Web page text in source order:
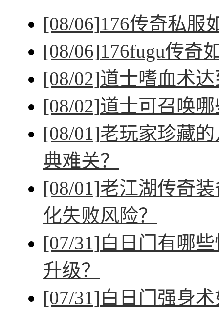
[08/06]176传奇私服
[08/06]176fugu传奇
[08/02]道士嗜血术
[08/02]道士可召唤
[08/01]老玩家珍藏
典难关？
[08/01]老江湖传奇
化失败风险？
[07/31]白日门有哪
升级？
[07/31]白日门强身